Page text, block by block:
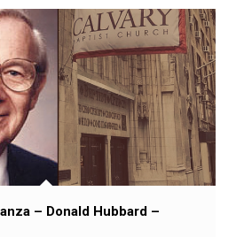
– Donald Hubbard –